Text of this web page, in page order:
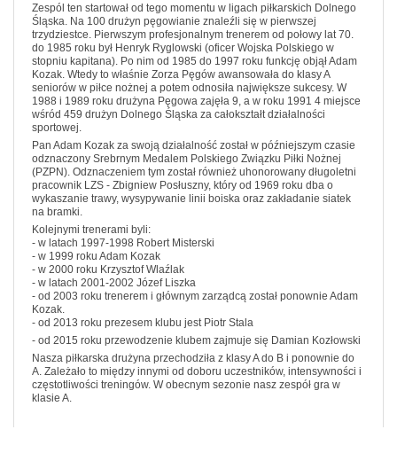
Zespól ten startował od tego momentu w ligach piłkarskich Dolnego
Śląska. Na 100 drużyn pęgowianie znaleźli się w pierwszej
trzydziestce. Pierwszym profesjonalnym trenerem od połowy lat 70.
do 1985 roku był Henryk Ryglowski (oficer Wojska Polskiego w
stopniu kapitana). Po nim od 1985 do 1997 roku funkcję objął Adam
Kozak. Wtedy to właśnie Zorza Pęgów awansowała do klasy A
seniorów w piłce nożnej a potem odnosiła największe sukcesy. W
1988 i 1989 roku drużyna Pęgowa zajęła 9, a w roku 1991 4 miejsce
wśród 459 drużyn Dolnego Śląska za całokształt działalności
sportowej.
Pan Adam Kozak za swoją działalność został w późniejszym czasie
odznaczony Srebrnym Medalem Polskiego Związku Piłki Nożnej
(PZPN). Odznaczeniem tym został również uhonorowany długoletni
pracownik LZS - Zbigniew Posłuszny, który od 1969 roku dba o
wykaszanie trawy, wysypywanie linii boiska oraz zakładanie siatek
na bramki.
Kolejnymi trenerami byli:
- w latach 1997-1998 Robert Misterski
- w 1999 roku Adam Kozak
- w 2000 roku Krzysztof Wlaźlak
- w latach 2001-2002 Józef Liszka
- od 2003 roku trenerem i głównym zarządcą został ponownie Adam
Kozak.
- od 2013 roku prezesem klubu jest Piotr Stala
- od 2015 roku przewodzenie klubem zajmuje się Damian Kozłowski
Nasza piłkarska drużyna przechodziła z klasy A do B i ponownie do
A. Zależało to między innymi od doboru uczestników, intensywności i
częstotliwości treningów. W obecnym sezonie nasz zespół gra w
klasie A.